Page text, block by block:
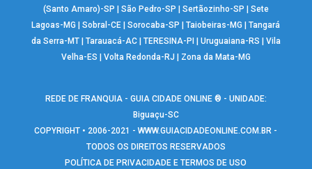
(Santo Amaro)-SP
São Pedro-SP Sertãozinho-SP
Sete
Lagoas-MG
|Sobral-CE |Sorocaba-SP |Taiobeiras-MG |Tangará
da Serra-MT| Tarauacá-AC| TERESINA-PI Uruguaiana-RS
Vila
Velha-ES
Volta Redonda-RJ Zona da Mata-MG
REDE DE FRANQUIA - GUIA CIDADE ONLINE ® - UNIDADE:
Biguaçu-SC
COPYRIGHT • 2006-2021 -WWW.GUIACIDADEONLINE.COM.BR -
TODOS OS DIREITOS RESERVADOS
POLÍTICA DE PRIVACIDADE E TERMOS DE USO